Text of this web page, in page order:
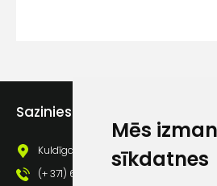
Mēs
sīkdatnes
Sazinies ar mums
Kuldīgas iela 69a, Saldus, Saldus nov.,
(+ 371) 63 881 186